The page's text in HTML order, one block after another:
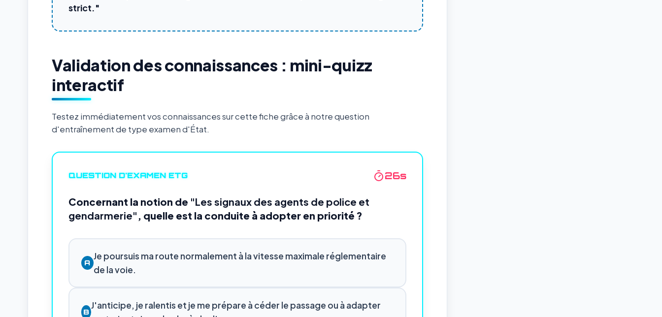
strict."
Validation des connaissances : mini-quizz
interactif
Testez immédiatement vos connaissances sur cette fiche grâce à notre question
d'entraînement de type examen d'État.
QUESTION D'EXAMEN ETG 24s
Concernant la notion de "Les signaux des agents de police et
gendarmerie" , quelle est la conduite à adopter en priorité ?
A
Je poursuis ma route normalement à la vitesse maximale réglementaire
de la voie.
B
J'anticipe, je ralentis et je me prépare à céder le passage ou à adapter